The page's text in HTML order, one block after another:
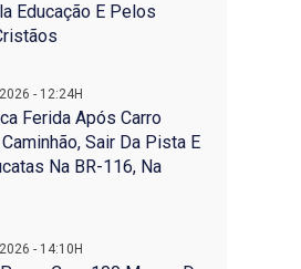
Educação E Pelos
- 12:24H
Ferida Após Carro
Sair Da Pista E
Na BR-116, Na
- 14:10H